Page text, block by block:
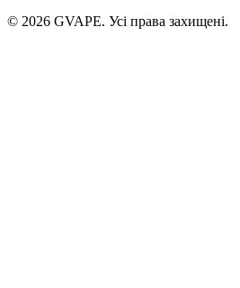
© 2026 GVAPE. Усі права захищені.